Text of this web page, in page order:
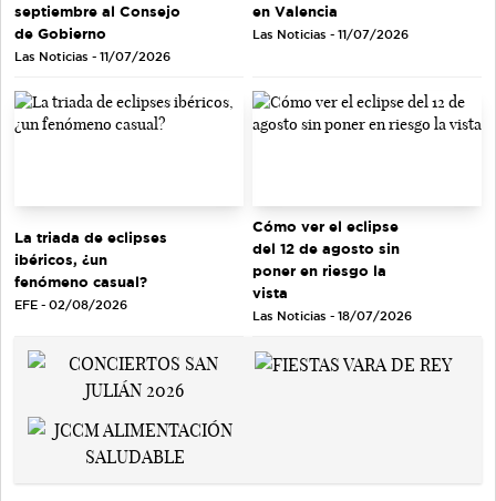
septiembre al Consejo
de Gobierno
Las Noticias - 11/07/2026
en Valencia
Las Noticias - 11/07/2026
La triada de eclipses
ibéricos, ¿un
fenómeno casual?
EFE - 02/08/2026
Cómo ver el eclipse
del 12 de agosto sin
poner en riesgo la
vista
Las Noticias - 18/07/2026